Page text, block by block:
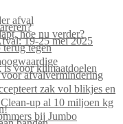
afval
hoe nu verder?
19-25 mei 2025
tegen
voor klimaatdoelen
afvalvermindering
zak vol blikjes en
up al 10 miljoen kg
bij Jumbo